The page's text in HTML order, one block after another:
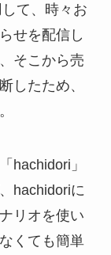
て、時々お
せを配信し
そこから売
したため、
hachidori 」
hachidoriに
リオを使い
くても簡単